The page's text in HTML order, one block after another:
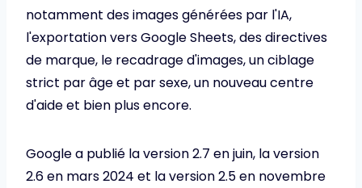
notamment des images générées par l'IA,
l'exportation vers Google Sheets, des directives
de marque, le recadrage d'images, un ciblage
strict par âge et par sexe, un nouveau centre
d'aide et bien plus encore.
Google a publié la version 2.7 en juin, la version
2.6 en mars 2024 et la version 2.5 en novembre